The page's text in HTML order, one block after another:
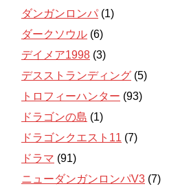
ダンガンロンパ (1)
ダークソウル (6)
デイメア1998 (3)
デスストランディング (5)
トロフィーハンター (93)
ドラゴンの島 (1)
ドラゴンクエスト11 (7)
ドラマ (91)
ニューダンガンロンパV3 (7)